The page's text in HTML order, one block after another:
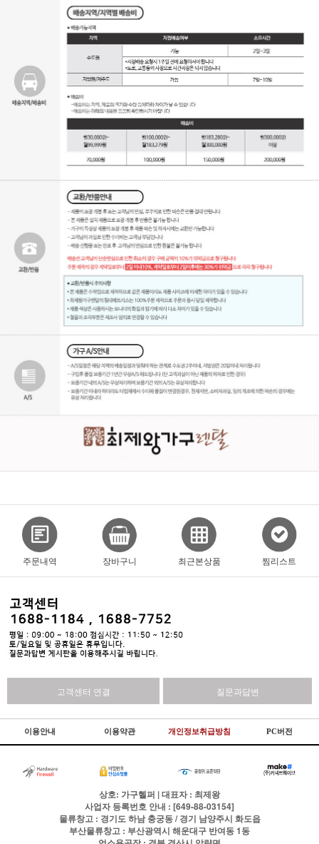
주문내역 장바구니 최근본상품 찜리스트
고객센터 연결 질문과답변
이용안내 이용약관 개인정보취급방침 PC버전
상호: 가구헬퍼 | 대표자 : 최제왕
사업자 등록번호 안내 : [649-88-03154]
물류창고 : 경기도 하남 충궁동 / 경기 남양주시 화도읍
부산물류창고 : 부산광역시 해운대구 반여동 1동